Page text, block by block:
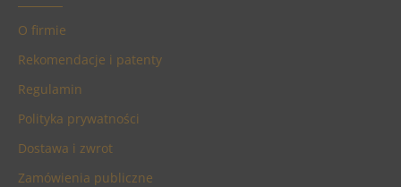
O firmie
Rekomendacje i patenty
Regulamin
Polityka prywatności
Dostawa i zwrot
Zamówienia publiczne